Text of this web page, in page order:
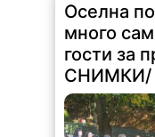
Оселна
много
гости за
СНИМКИ/